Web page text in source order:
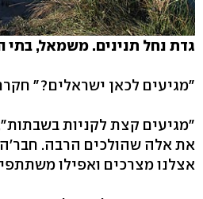
גדת נחל תנינים. משמאל, בתי
"מגיעים לכאן ישראלים?"
"מגיעים קצת לקניות
את אלה שהולכים הרבה. חבר'ה
אצלנו מצרכים ואפילו